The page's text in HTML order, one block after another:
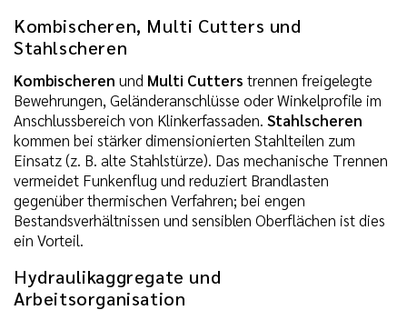
Kombischeren, Multi Cutters und
Stahlscheren
Kombischeren und Multi Cutters trennen freigelegte
Bewehrungen, Geländeranschlüsse oder Winkelprofile im
Anschlussbereich von Klinkerfassaden. Stahlscheren
kommen bei stärker dimensionierten Stahlteilen zum
Einsatz (z. B. alte Stahlstürze). Das mechanische Trennen
vermeidet Funkenflug und reduziert Brandlasten
gegenüber thermischen Verfahren; bei engen
Bestandsverhältnissen und sensiblen Oberflächen ist dies
ein Vorteil.
Hydraulikaggregate und
Arbeitsorganisation